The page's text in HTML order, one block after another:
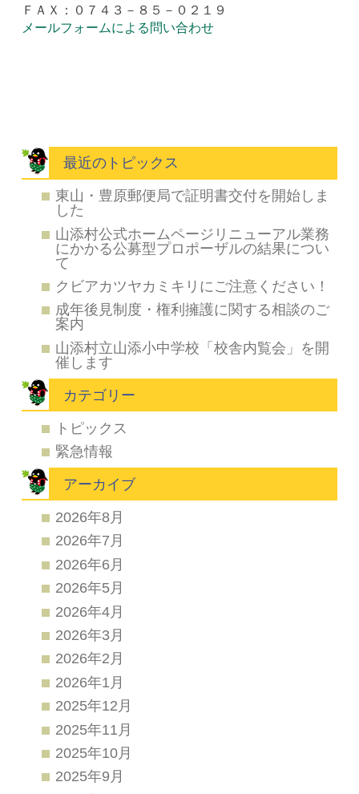
ＦＡＸ：０７４３－８５－０２１９
メールフォームによる問い合わせ
最近のトピックス
東山・豊原郵便局で証明書交付を開始しま
した
山添村公式ホームページリニューアル業務
にかかる公募型プロポーザルの結果につい
て
クビアカツヤカミキリにご注意ください！
成年後見制度・権利擁護に関する相談のご
案内
山添村立山添小中学校「校舎内覧会」を開
催します
カテゴリー
トピックス
緊急情報
アーカイブ
2026年8月
2026年7月
2026年6月
2026年5月
2026年4月
2026年3月
2026年2月
2026年1月
2025年12月
2025年11月
2025年10月
2025年9月